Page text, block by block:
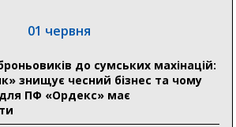
програму відпочинку дітей із
перша група оздоровилася
01 червня
до сумських махінацій:
знищує чесний бізнес та чому
ПФ «Ордекс» має